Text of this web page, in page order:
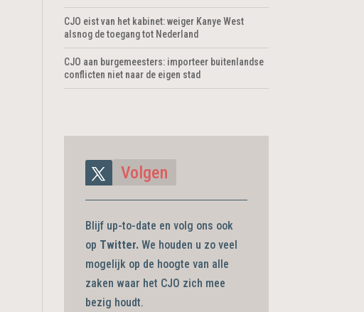
CJO eist van het kabinet: weiger Kanye West
alsnog de toegang tot Nederland
CJO aan burgemeesters: importeer buitenlandse
conflicten niet naar de eigen stad
Volgen
Blijf up-to-date en volg ons ook
op Twitter. We houden u zo veel
mogelijk op de hoogte van alle
zaken waar het CJO zich mee
bezig houdt.